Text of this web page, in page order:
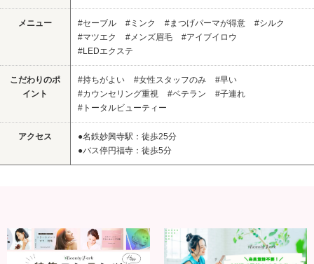
メニュー #セーブル #ミンク #まつげパーマが得意
#シルク
#マツエク
#メンズ眉毛
#アイブイロウ
#LEDエクステ
こだわりのポ
イント
#持ちがよい #女性スタッフのみ
#早い
#カウンセリング重視
#ベテラン
#子連れ
#トータルビューティー
アクセス
●名鉄妙興寺駅：徒歩25分
●バス停円福寺：徒歩5分